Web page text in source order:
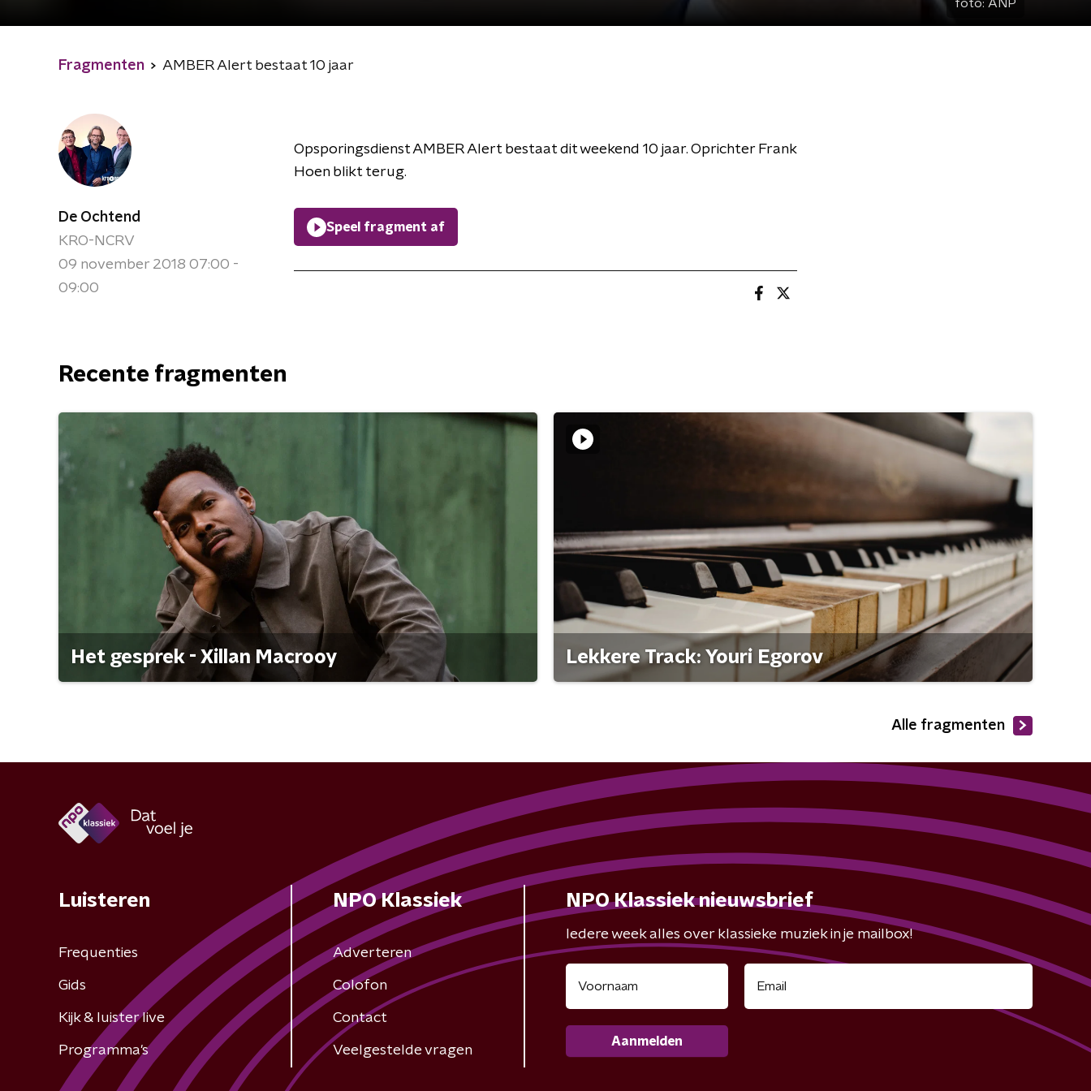
foto: ANP
Fragmenten AMBER Alert bestaat 10 jaar
De Ochtend
KRO-NCRV
09 november 2018 07:00 -
09:00
Opsporingsdienst AMBER Alert bestaat dit weekend 10 jaar. Oprichter Frank
Hoen blikt terug.
Speel fragment af
Recente fragmenten
Het gesprek - Xillan Macrooy Lekkere Track: Youri Egorov
Alle fragmenten
Luisteren
Frequenties
Gids
Kijk & luister live
Programma's
NPO Klassiek
Adverteren
Colofon
Contact
Veelgestelde vragen
NPO Klassiek nieuwsbrief
Iedere week alles over klassieke muziek in je mailbox!
Aanmelden